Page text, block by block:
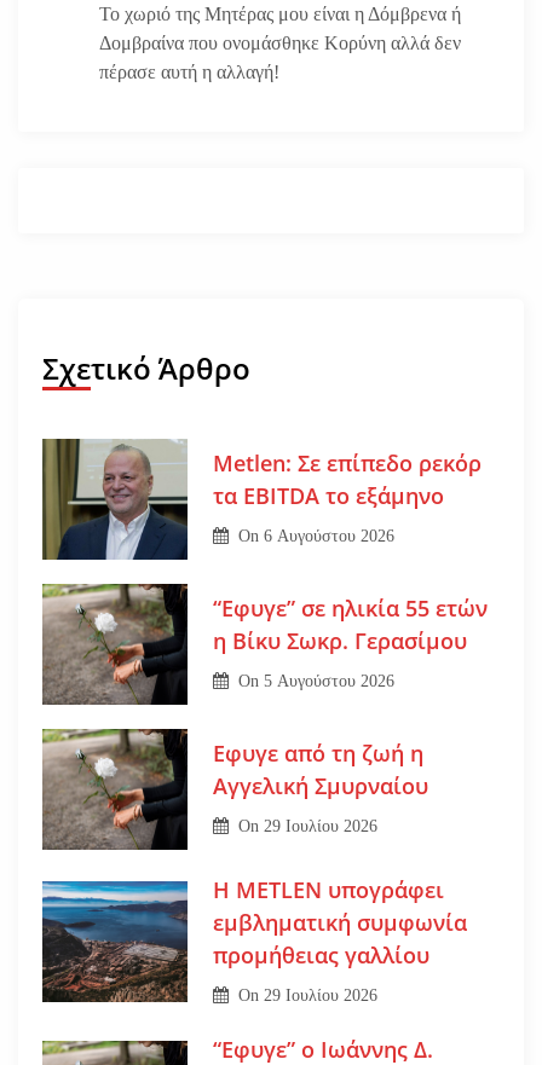
Το χωριό της Μητέρας μου είναι η Δόμβρενα ή
Δομβραίνα που ονομάσθηκε Κορύνη αλλά δεν
πέρασε αυτή η αλλαγή!
Σχετικό Άρθρο
Metlen: Σε επίπεδο ρεκόρ
τα EBITDA το εξάμηνο
On6 Αυγούστου 2026
“Εφυγε” σε ηλικία 55 ετών
η Βίκυ Σωκρ. Γερασίμου
On5 Αυγούστου 2026
Εφυγε από τη ζωή η
Αγγελική Σμυρναίου
On29 Ιουλίου 2026
Η METLEN υπογράφει
εμβληματική συμφωνία
προμήθειας γαλλίου
On 29 Ιουλίου 2026
“Εφυγε” ο Ιωάννης Δ.